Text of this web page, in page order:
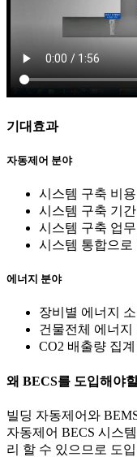
기대효과
자동제어 분야
시스템 구축 비
시스템 구축 기
시스템 구축 업
시스템 통합으로
에너지 분야
장비별 에너지
건물전체 에너지
CO2 배출량 집
왜 BECS를 도입해야
빌딩 자동제어와
자동제어 BECS 시스
리 할 수 있으므로 도